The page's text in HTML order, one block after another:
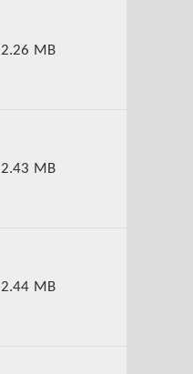
2.26 MB
2.43 MB
2.44 MB